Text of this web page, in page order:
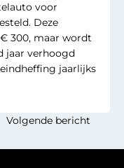
voor
Deze
300, maar wordt
jaar verhoogd
jaarlijks
Volgende bericht‎ ‎ ‎‎ ‎ ‎‎ ‎‎ ‎ ‎